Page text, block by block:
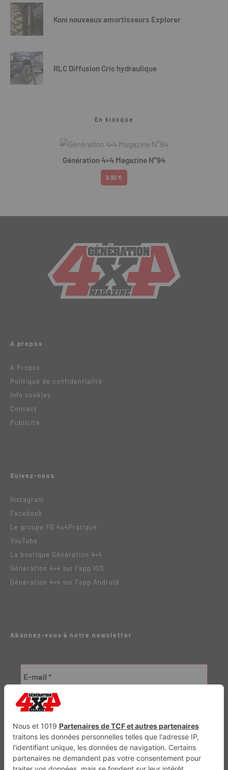
Koni nouveaux amortisseurs Explorer
RLC Diffusion Cric hydraulique
En kiosque
Génération 4×4 Magazine N°94
6.90 €
A propos
A Propos
Politique de confidentialité
Info cookies
Contact
Publicité
Suivez-nous
Instagram
Facebook
Le groupe FB 4x4Pratique
YouTube
La boutique Génération 4×4
Génération 4×4 sur l’app IOS
Génération 4×4 sur l’app Android
Abonnez-vous à notre newsletter